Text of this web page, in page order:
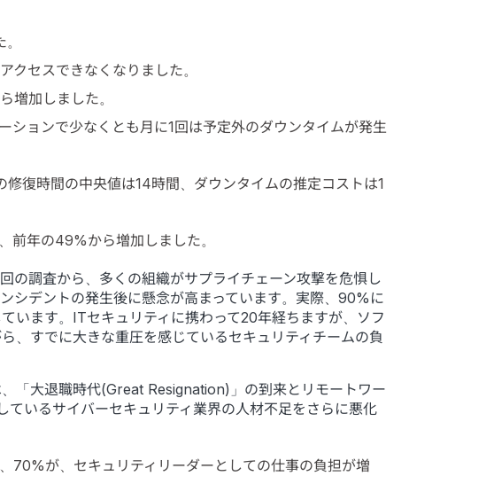
セスできなくなりました。
増加しました。
ョンで少なくとも月に1回は予定外のダウンタイムが発生
復時間の中央値は14時間、ダウンタイムの推定コストは1
前年の49%から増加しました。
調査から、多くの組織がサプライチェーン攻撃を危惧し
デントの発生後に懸念が高まっています。実際、90%に
います。ITセキュリティに携わって20年経ちますが、ソフ
、すでに大きな重圧を感じているセキュリティチームの負
「大退職時代(Great Resignation)」の到来とリモートワー
いるサイバーセキュリティ業界の人材不足をさらに悪化
70%が、セキュリティリーダーとしての仕事の負担が増